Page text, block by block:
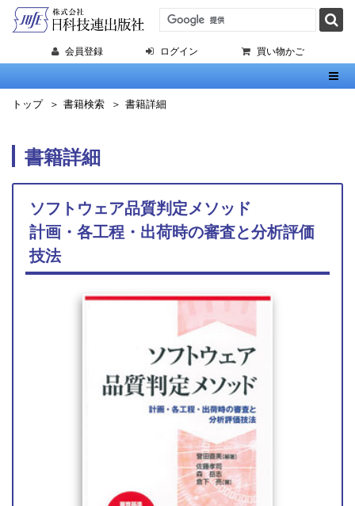
会員登録 ログイン 買い物かご
トップ 書籍検索 書籍詳細
書籍詳細
ソフトウェア品質判定メソッド
計画・各工程・出荷時の審査と分析評価
技法